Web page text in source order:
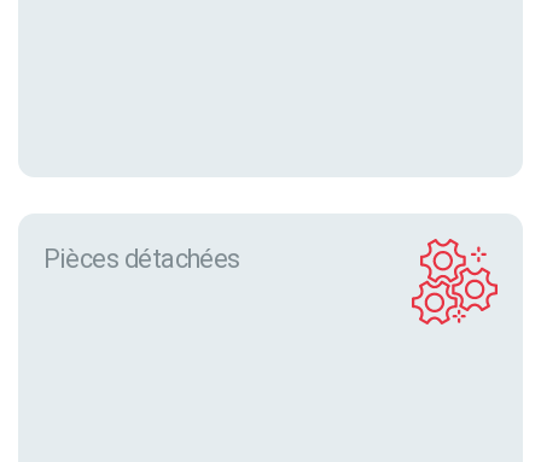
Pièces détachées